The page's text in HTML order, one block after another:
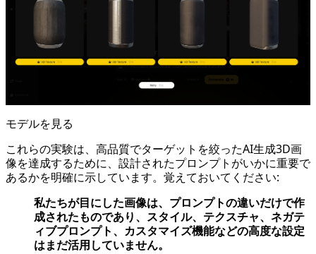
モデルを見る
これらの実験は、高品質でターゲットを絞ったAI生成3D画
像を達成するために、設計されたプロンプトがいかに重要で
あるかを明確に示しています。覚えておいてください:
私たちが目にした画像は、プロンプトの違いだけで作
成されたものであり、スタイル、テクスチャ、ネガテ
ィブプロンプト、カスタマイズ機能などの高度な設定
はまだ活用していません。